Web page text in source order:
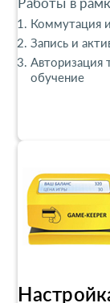
Коммутация
Запись и
Авторизация
обучение